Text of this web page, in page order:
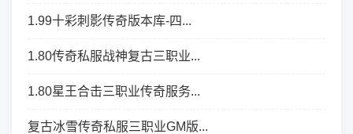
1.99十彩刺影传奇版本库-四...
1.80传奇私服战神复古三职业...
1.80星王合击三职业传奇服务...
复古冰雪传奇私服三职业GM版...